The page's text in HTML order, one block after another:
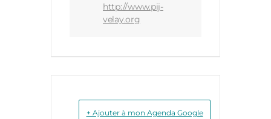
http://www.pij-
velay.org
+ Ajouter à mon Agenda Google